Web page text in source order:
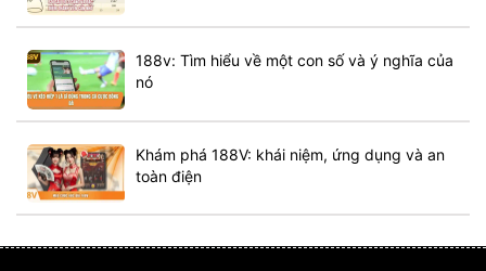
188v: Tìm hiểu về một con số và ý nghĩa của
nó
Khám phá 188V: khái niệm, ứng dụng và an
toàn điện